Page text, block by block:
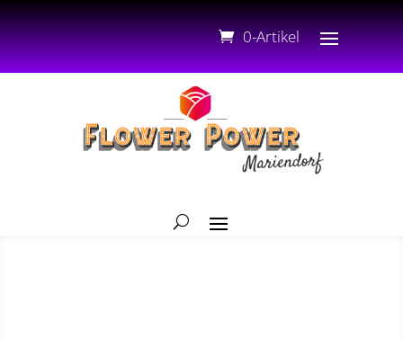
0-Artikel